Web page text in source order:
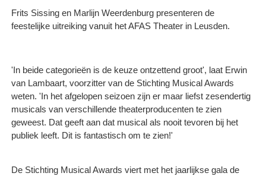
Frits Sissing en Marlijn Weerdenburg presenteren de
feestelijke uitreiking vanuit het AFAS Theater in Leusden.
'In beide categorieën is de keuze ontzettend groot', laat Erwin
van Lambaart, voorzitter van de Stichting Musical Awards
weten. 'In het afgelopen seizoen zijn er maar liefst zesendertig
musicals van verschillende theaterproducenten te zien
geweest. Dat geeft aan dat musical als nooit tevoren bij het
publiek leeft. Dit is fantastisch om te zien!'
De Stichting Musical Awards viert met het jaarlijkse gala de